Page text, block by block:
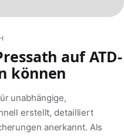
auf ATD-
können
unabhängige,
erstellt, detailliert
anerkannt. Als